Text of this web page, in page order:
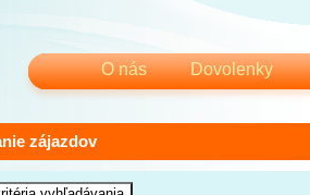
O nás Dovolenky
zájazdov